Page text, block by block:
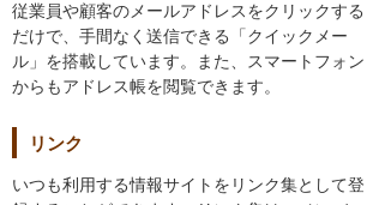
従業員や顧客のメールアドレスをクリックする
だけで、手間なく送信できる「クイックメー
ル」を搭載しています。また、スマートフォン
からもアドレス帳を閲覧できます。
リンク
いつも利用する情報サイトをリンク集として登